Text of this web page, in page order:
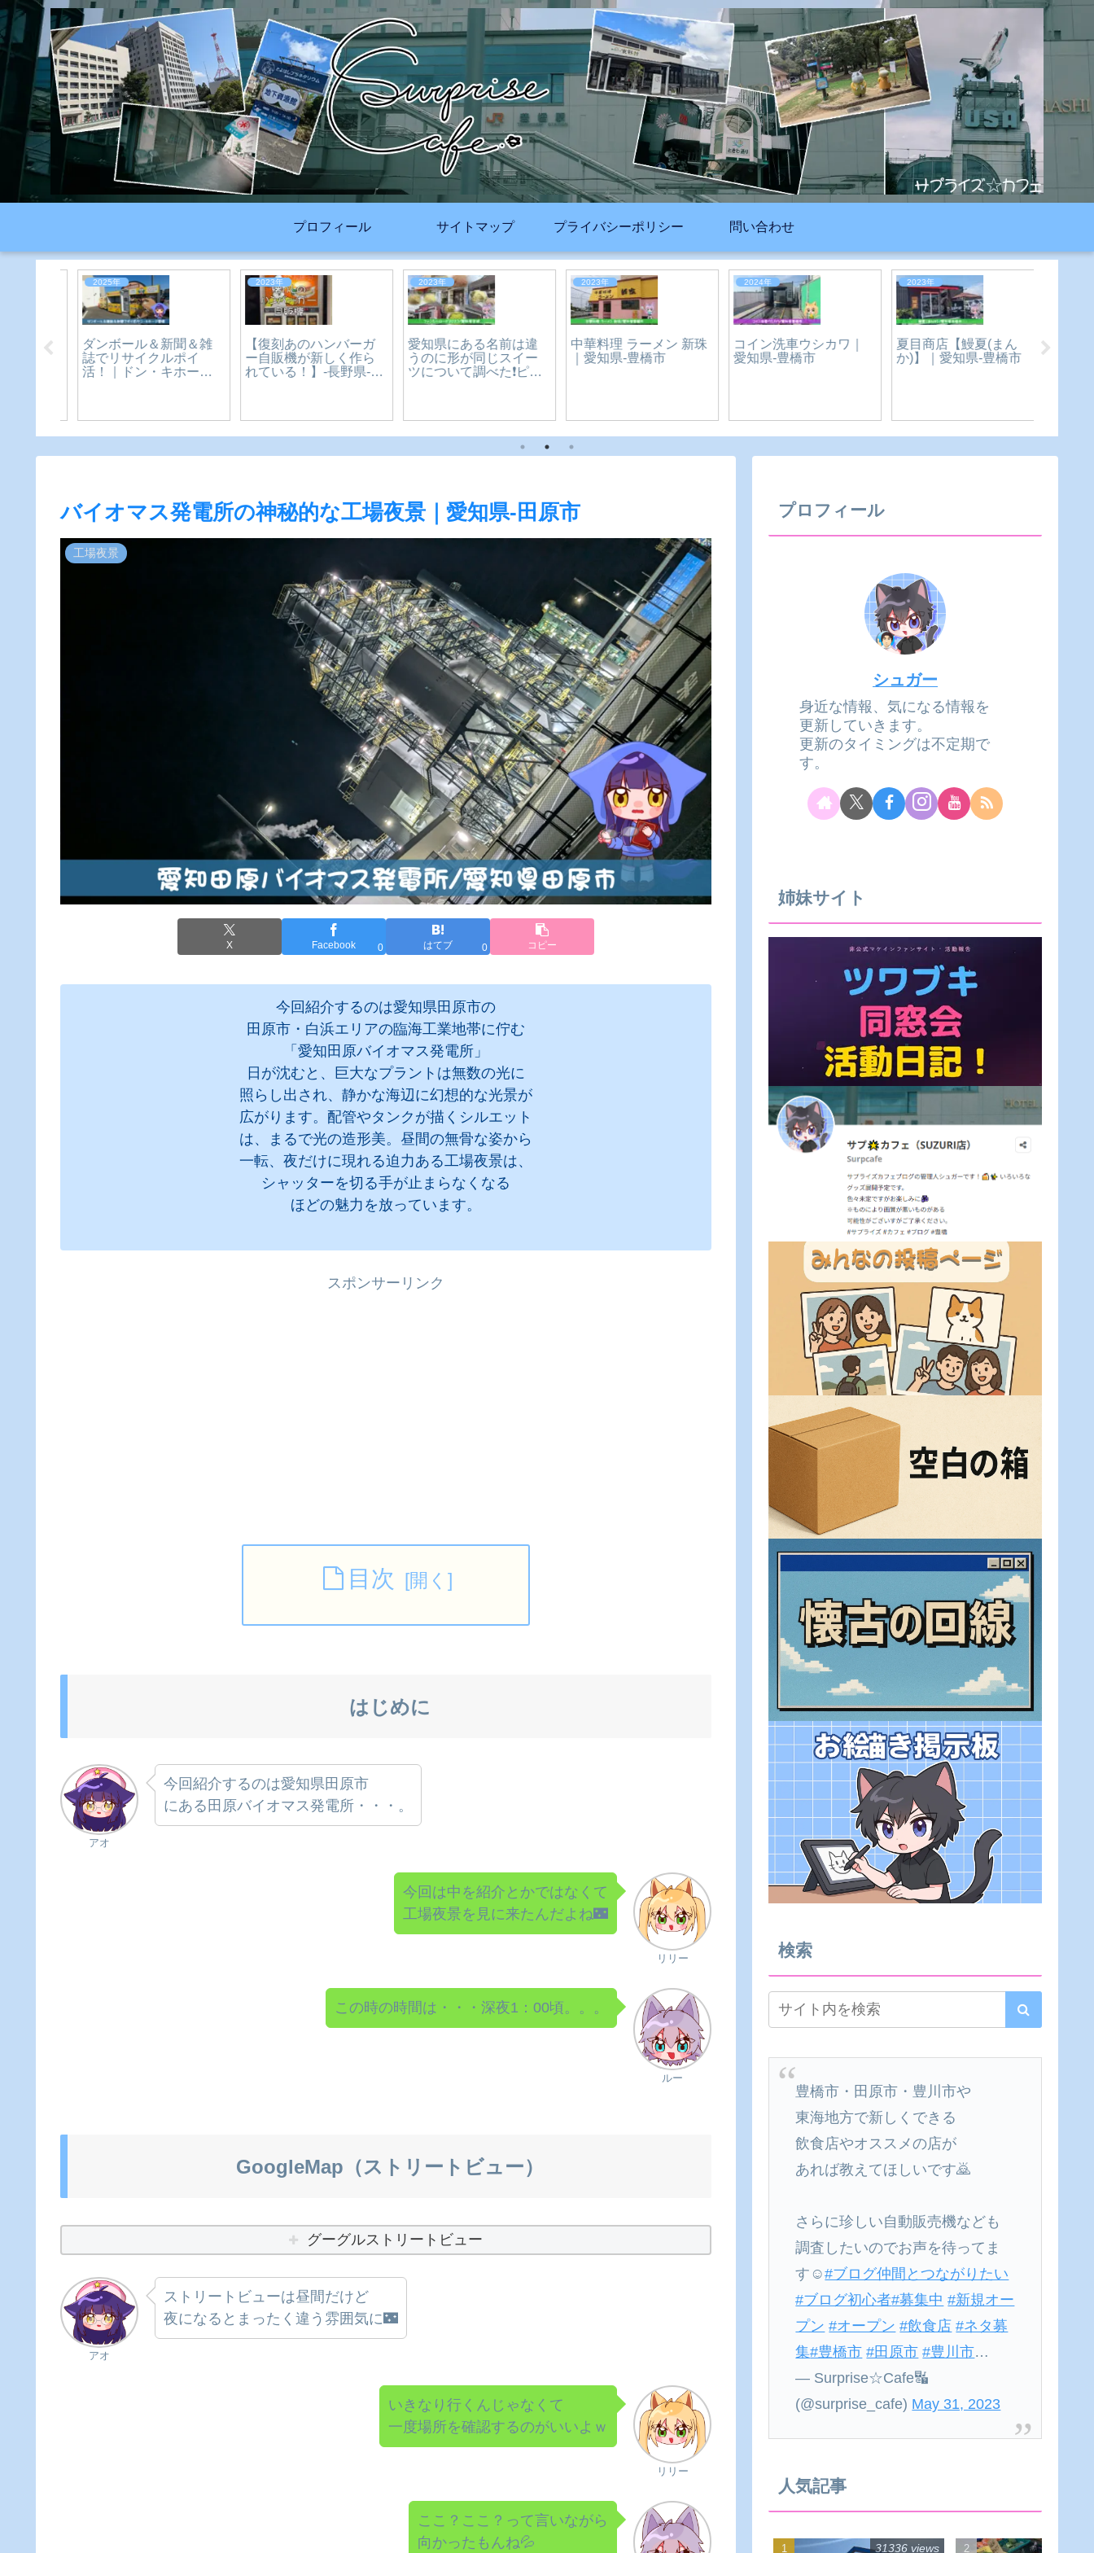
プロフィール サイトマップ プライバシーポリシー 問い合わせ
2023年
夏目商店【鰻夏(まん
か)】｜愛知県-豊橋市
生活
イオン豊橋南店（なん
じゃす）が大規模リニ
ューアル！新店舗・移
2026年
ファンシー一族（ピレ
ーネ・パリジャンな
ど）
2023年 2026年 2023年
バイオマス発電所の神秘的な工場夜景｜愛知県-田原市
工場夜景
X Facebook 0 はてブ 0 コピー
今回紹介するのは愛知県田原市の
田原市・白浜エリアの臨海工業地帯に佇む
「愛知田原バイオマス発電所」
日が沈むと、巨大なプラントは無数の光に
照らし出され、静かな海辺に幻想的な光景が
広がります。配管やタンクが描くシルエット
は、まるで光の造形美。昼間の無骨な姿から
一転、夜だけに現れる迫力ある工場夜景は、
シャッターを切る手が止まらなくなる
ほどの魅力を放っています。
スポンサーリンク
目次
はじめに
アオ
今回紹介するのは愛知県田原市
にある田原バイオマス発電所・・・。
リリー
今回は中を紹介とかではなくて
工場夜景を見に来たんだよね🌃
ルー
この時の時間は・・・深夜1：00頃。。。
GoogleMap（ストリートビュー）
グーグルストリートビュー
アオ
ストリートビューは昼間だけど
夜になるとまったく違う雰囲気に🌃
リリー
いきなり行くんじゃなくて
一度場所を確認するのがいいよｗ
ここ？ここ？って言いながら
向かったもんね💦
プロフィール
シュガー
身近な情報、気になる情報を
更新していきます。
更新のタイミングは不定期で
す。
姉妹サイト
検索
豊橋市・田原市・豊川市や
東海地方で新しくできる
飲食店やオススメの店が
あれば教えてほしいです🙇
さらに珍しい自動販売機なども
調査したいのでお声を待ってま
す☺#ブログ仲間とつながりたい
#ブログ初心者#募集中 #新規オー
プン #オープン #飲食店 #ネタ募
集#豊橋市 #田原市 #豊川市…
— Surprise☆Cafe🔣
(@surprise_cafe) May 31, 2023
人気記事
31336 views